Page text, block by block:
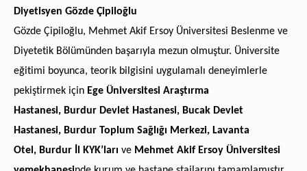
Diyetisyen Gözde Çipiloğlu
Gözde Çipiloğlu, Mehmet Akif Ersoy Üniversitesi Beslenme ve
Diyetetik Bölümünden başarıyla mezun olmuştur. Üniversite
eğitimi boyunca, teorik bilgisini uygulamalı deneyimlerle
pekiştirmek için Ege Üniversitesi Araştırma
Hastanesi, Burdur Devlet Hastanesi, Bucak Devlet
Hastanesi, Burdur Toplum Sağlığı Merkezi, Lavanta
Otel , Burdur İl KYK’ları ve Mehmet Akif Ersoy Üniversitesi